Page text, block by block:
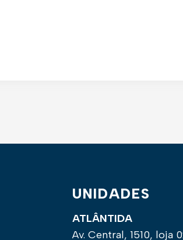
UNIDADES
ATLÂNTIDA
Av. Central, 1510, loja